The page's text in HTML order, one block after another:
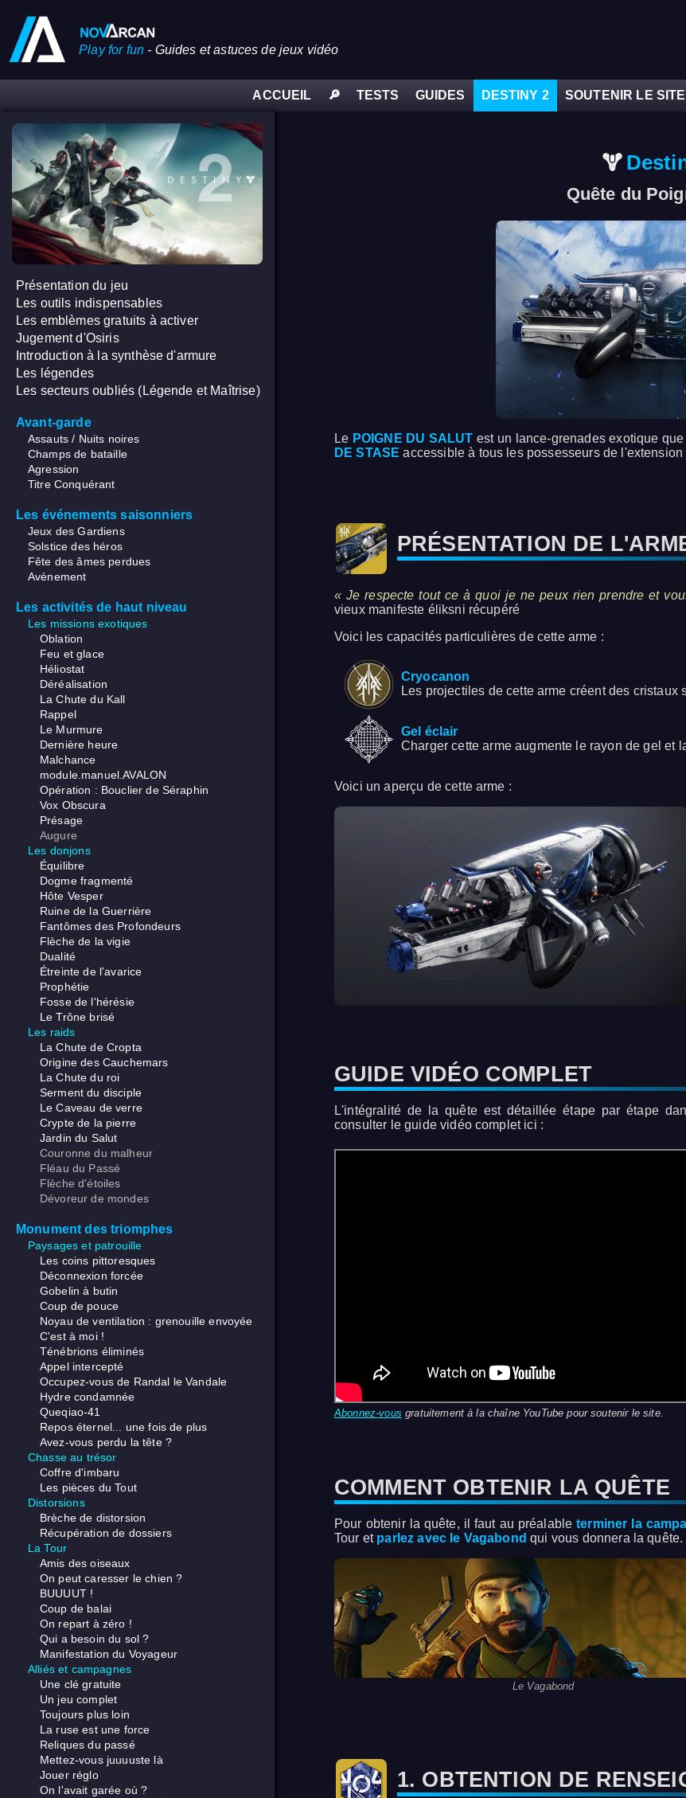
Play for fun - Guides et astuces de jeux vidéo
ACCUEIL 🔎 TESTS GUIDES DESTINY 2 SOUTENIR LE SITE
Présentation du jeu
Les outils indispensables
Les emblèmes gratuits à activer
Jugement d'Osiris
Introduction à la synthèse d'armure
Les légendes
Les secteurs oubliés (Légende et Maîtrise)
Avant-garde
Assauts / Nuits noires
Champs de bataille
Agression
Titre Conquérant
Les événements saisonniers
Jeux des Gardiens
Solstice des héros
Fête des âmes perdues
Avènement
Les activités de haut niveau
Les missions exotiques
Oblation
Feu et glace
Héliostat
Déréalisation
La Chute du Kall
Rappel
Le Murmure
Dernière heure
Malchance
module.manuel.AVALON
Opération : Bouclier de Séraphin
Vox Obscura
Présage
Augure
Les donjons
Équilibre
Dogme fragmenté
Hôte Vesper
Ruine de la Guerrière
Fantômes des Profondeurs
Flèche de la vigie
Dualité
Étreinte de l'avarice
Prophétie
Fosse de l'hérésie
Le Trône brisé
Les raids
La Chute de Cropta
Origine des Cauchemars
La Chute du roi
Serment du disciple
Le Caveau de verre
Crypte de la pierre
Jardin du Salut
Couronne du malheur
Fléau du Passé
Flèche d'étoiles
Dévoreur de mondes
Monument des triomphes
Paysages et patrouille
Les coins pittoresques
Déconnexion forcée
Gobelin à butin
Coup de pouce
Noyau de ventilation : grenouille envoyée
C'est à moi !
Ténébrions éliminés
Appel intercepté
Occupez-vous de Randal le Vandale
Hydre condamnée
Queqiao-41
Repos éternel... une fois de plus
Avez-vous perdu la tête ?
Chasse au trésor
Coffre d'imbaru
Les pièces du Tout
Distorsions
Brèche de distorsion
Récupération de dossiers
La Tour
Amis des oiseaux
On peut caresser le chien ?
BUUUUT !
Coup de balai
On repart à zéro !
Qui a besoin du sol ?
Manifestation du Voyageur
Alliés et campagnes
Une clé gratuite
Un jeu complet
Toujours plus loin
La ruse est une force
Reliques du passé
Mettez-vous juuuuste là
Jouer réglo
On l'avait garée où ?
Quête du
Le POIGNE DU SALUT est un lance-grenades exotique
DE STASE accessible à tous les possesseurs de l'extension
PRÉSENTATION DE
« Je respecte tout ce à quoi je ne peux rien prendre et
vieux manifeste éliksni récupéré
Voici les capacités particulières de cette arme :
Cryocanon
Les projectiles de cette arme créent des
Gel éclair
Charger cette arme augmente le rayon de gel et
Voici un aperçu de cette arme :
GUIDE VIDÉO COMPLET
L'intégralité de la quête est détaillée étape par étape
consulter le guide vidéo complet ici :
Abonnez-vous gratuitement à la chaîne YouTube pour soutenir le site.
COMMENT OBTENIR LA QUÊTE
Pour obtenir la quête, il faut au préalableterminer la
Tour et parlez avec le Vagabond qui vous donnera la quête.
Le Vagabond
1. OBTENTION DE